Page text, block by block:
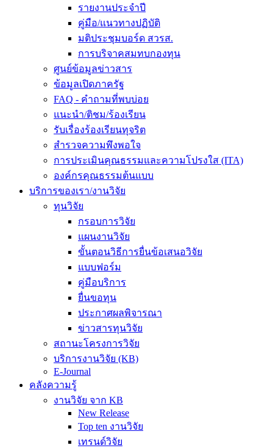
รายงานประจำปี
คู่มือ/แนวทางปฏิบัติ
มติประชุมบอร์ด สวรส.
การบริจาคสมทบกองทุน
ศูนย์ข้อมูลข่าวสาร
ข้อมูลเปิดภาครัฐ
FAQ - คำถามที่พบบ่อย
แนะนำ/ติชม/ร้องเรียน
รับเรื่องร้องเรียนทุจริต
สำรวจความพึงพอใจ
การประเมินคุณธรรมและความโปรงใส (ITA)
องค์กรคุณธรรมต้นแบบ
บริการของเรา/งานวิจัย
ทุนวิจัย
กรอบการวิจัย
แผนงานวิจัย
ขั้นตอนวิธีการยื่นข้อเสนอวิจัย
แบบฟอร์ม
คู่มือบริการ
ยื่นขอทุน
ประกาศผลพิจารณา
ข่าวสารทุนวิจัย
สถานะโครงการวิจัย
บริการงานวิจัย (KB)
E-Journal
คลังความรู้
งานวิจัย จาก KB
New Release
Top ten งานวิจัย
เทรนด์วิจัย